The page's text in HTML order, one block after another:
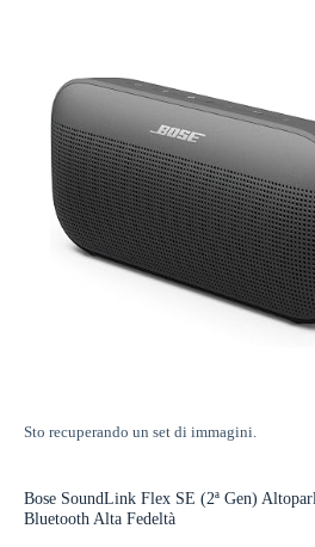
Sto recuperando un set di immagini.
Bose SoundLink Flex SE (2ª Gen)
Bluetooth Alta Fedeltà